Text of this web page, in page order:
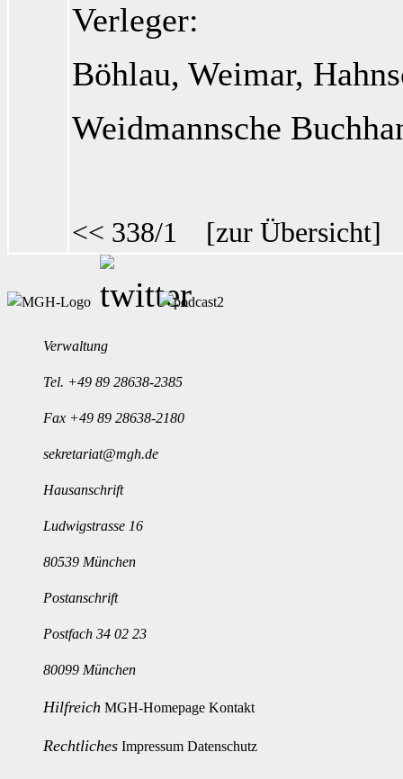
Verleger:
Böhlau, Weimar,
Weidmannsche
<< 338/1 [zur Übersicht
Verwaltung
Tel. +49 89 28638-2385
Fax +49 89 28638-2180
sekretariat@mgh.de
Hausanschrift
Ludwigstrasse 16
80539 München
Postanschrift
Postfach 34 02 23
80099 München
Hilfreich MGH-Homepage Kontakt
Rechtliches Impressum Datenschutz